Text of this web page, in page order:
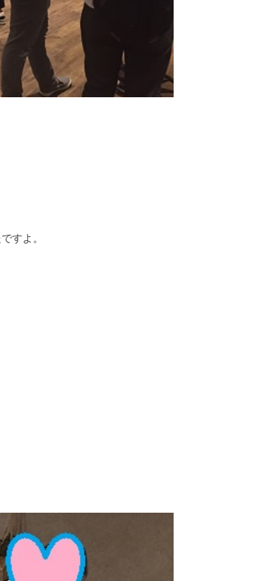
すよ。